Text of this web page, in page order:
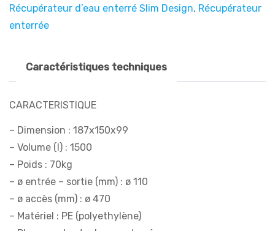
Récupérateur d’eau enterré Slim Design, Récupérateur
enterrée
Caractéristiques techniques
CARACTERISTIQUE
– Dimension : 187x150x99
– Volume (l) : 1500
– Poids : 70kg
– ø entrée – sortie (mm) : ø 110
– ø accès (mm) : ø 470
– Matériel : PE (polyethylène)